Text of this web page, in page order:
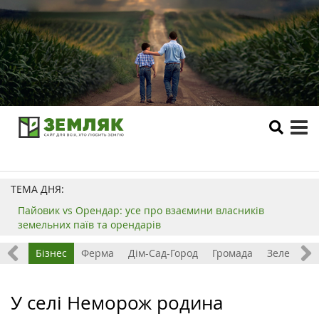
ТЕМА ДНЯ:
Пайовик vs Орендар: усе про взаємини власників
земельних паїв та орендарів
Бізнес Ферма Дім-Сад-Город Громада Зелений
У селі Неморож родина